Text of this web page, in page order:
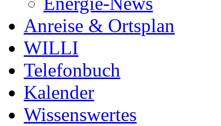
Anreise & Ortsplan
WILLI
Telefonbuch
Kalender
Wissenswertes